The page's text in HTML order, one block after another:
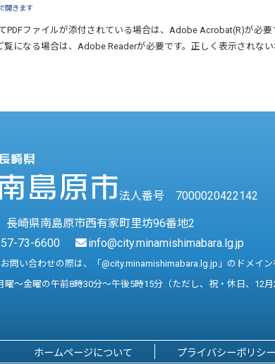
開きます
PDFファイルが添付されている場合は、 Adobe Acrobat(R)が必要
覧になる場合は、 Adobe Readerが必要です。正しく表示されな
法人番号 7000020422142
長崎県南島原市西有家町里坊96番地2
73-6600 info@city.minamishimabara.lg.jp
問い合わせの際は、「@city.minamishimabara.lg.jp」のドメイン
曜～金曜の午前8時30分～午後5時15分（ただし、祝・休日、12月
ホームページについて プライバシーポリシー